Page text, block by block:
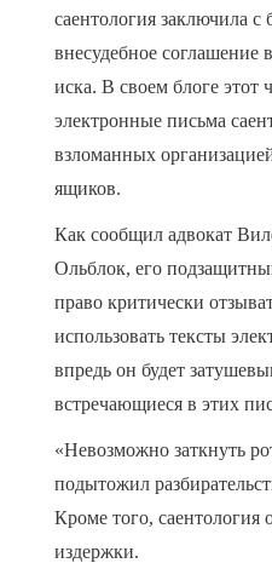
саентология заключила
внесудебное соглашение
иска. В своем блоге этот
электронные письма
взломанных
ящиков.
Как сообщил адвокат
Ольблок, его
право критически
использовать тексты
впредь он будет
встречающиеся в этих
«Невозможно заткнуть
подытожил
Кроме того, саентология
издержки.